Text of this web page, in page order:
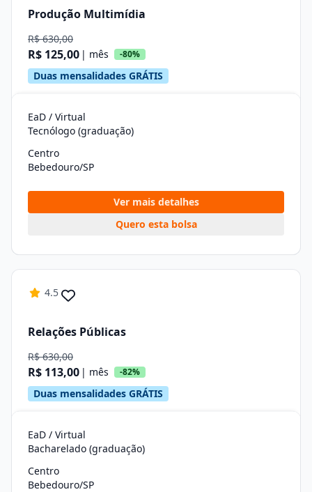
Produção Multimídia
R$ 630,00
R$ 125,00 | mês -80%
Duas mensalidades GRÁTIS
EaD / Virtual
Tecnólogo (graduação)
Centro
Bebedouro/SP
Ver mais detalhes
Quero esta bolsa
4.5
Relações Públicas
R$ 630,00
R$ 113,00 | mês -82%
Duas mensalidades GRÁTIS
EaD / Virtual
Bacharelado (graduação)
Centro
Bebedouro/SP